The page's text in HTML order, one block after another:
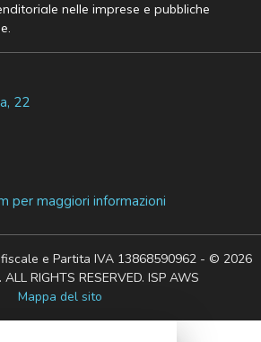
nelle imprese e pubbliche
22
per maggiori informazioni
e Partita IVA 13868590962 - © 2026
RIGHTS RESERVED. ISP AWS
Mappa del sito